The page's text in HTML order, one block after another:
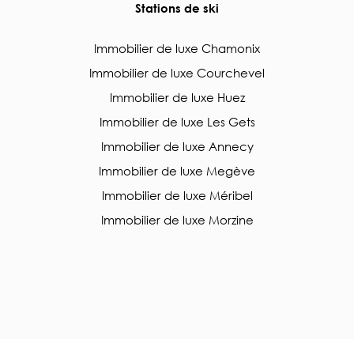
Stations de ski
Immobilier de luxe Chamonix
Immobilier de luxe Courchevel
Immobilier de luxe Huez
Immobilier de luxe Les Gets
Immobilier de luxe Annecy
Immobilier de luxe Megève
Immobilier de luxe Méribel
Immobilier de luxe Morzine